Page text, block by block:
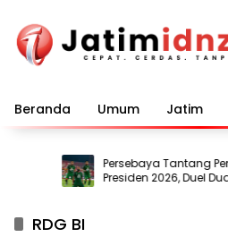
konten
Beranda Umum Jatim
Persebaya Tantang
Presiden 2026, Duel Dua
Indonesia
RDG BI